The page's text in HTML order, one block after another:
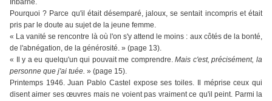
Inbarne.
Pourquoi ? Parce qu'il était désemparé, jaloux, se sentait incompris et était
pris par le doute au sujet de la jeune femme.
« La vanité se rencontre là où l'on s'y attend le moins : aux côtés de la bonté,
de l'abnégation, de la générosité. » (page 13).
« Il y a eu quelqu'un qui pouvait me comprendre.Mais c'est, précisément, la
personne que j'ai tuée. » (page 15).
Printemps 1946. Juan Pablo Castel expose ses toiles. Il méprise ceux qui
disent aimer ses œuvres mais ne voient pas vraiment ce qu'il peint. Parmi la